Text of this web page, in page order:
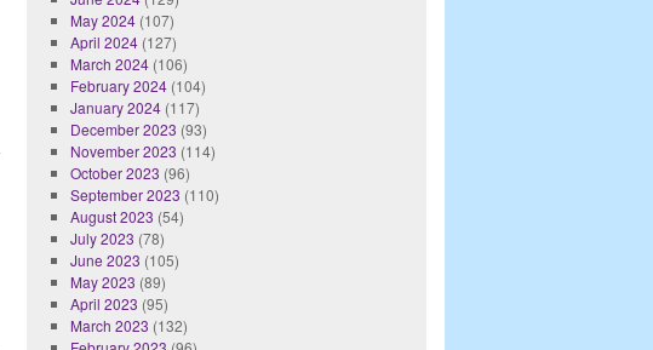
May 2024(107)
April 2024(127)
March 2024(106)
February 2024(104)
January 2024(117)
December 2023 (93)
November 2023 (114)
October 2023 (96)
September 2023 (110)
August 2023 (54)
July 2023 (78)
June 2023 (105)
May 2023 (89)
April 2023 (95)
March 2023 (132)